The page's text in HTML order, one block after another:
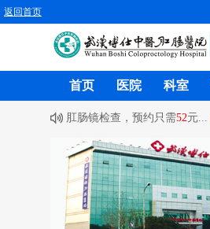
首页 医院 科室
肛肠镜检查，预约只需52元...
返回首页